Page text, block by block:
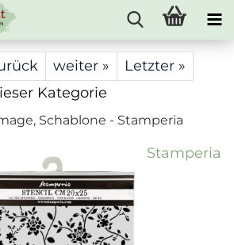
weiter »
Letzter »
Kategorie
Schablone - Stamperia
Stamperia